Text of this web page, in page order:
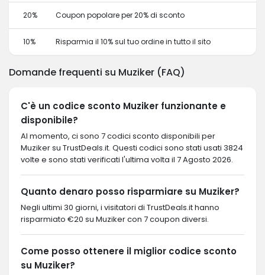
20% Coupon popolare per 20% di sconto
10% Risparmia il 10% sul tuo ordine in tutto il sito
Domande frequenti su Muziker (FAQ)
C'è un codice sconto Muziker funzionante e
disponibile?
Al momento, ci sono 7 codici sconto disponibili per
Muziker su TrustDeals.it. Questi codici sono stati usati 3824
volte e sono stati verificati l'ultima volta il 7 Agosto 2026.
Quanto denaro posso risparmiare su Muziker?
Negli ultimi 30 giorni, i visitatori di TrustDeals.it hanno
risparmiato €20 su Muziker con 7 coupon diversi.
Come posso ottenere il miglior codice sconto
su Muziker?